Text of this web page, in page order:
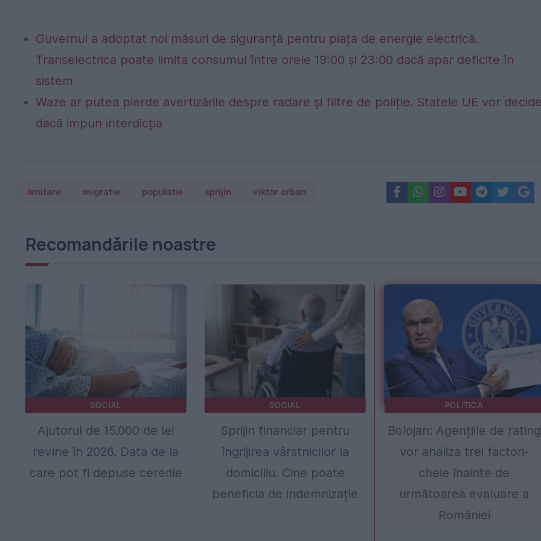
Guvernul a adoptat noi măsuri de siguranță pentru piața de energie electrică.
Transelectrica poate limita consumul între orele 19:00 și 23:00 dacă apar deficite în
sistem
Waze ar putea pierde avertizările despre radare și filtre de poliție. Statele UE vor
dacă impun interdicția
limitare migratie populatie sprijin viktor orban
Recomandările noastre
SOCIAL
Ajutorul de 15.000 de lei
revine în 2026. Data de la
care pot fi depuse cererile
SOCIAL
Sprijin financiar pentru
îngrijirea vârstnicilor la
domiciliu. Cine poate
beneficia de indemnizație
POLITICA
Bolojan: Agențiile de rating
vor analiza trei factori-
cheie înainte de
următoarea evaluare a
României